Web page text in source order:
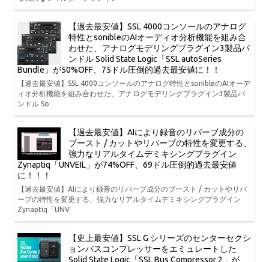
【過去最安値】SSL 4000コンソールのアナログ
特性とsonibleのAIオーディオ分析機能を組み合
わせた、アナログモデリングプラグイン3製品バ
ンドル Solid State Logic「SSL autoSeries
Bundle」が50%OFF、75ドル圧倒的過去最安値に！！
【過去最安値】SSL 4000コンソールのアナログ特性とsonibleのAIオーデ
ィオ分析機能を組み合わせた、アナログモデリングプラグイン3製品バ
ンドル So
【過去最安値】AIにより録音のリバーブ成分の
ブースト / カットやリバーブの特性を変更する、
強力なリアルタイムデミキシングプラグイン
Zynaptiq「UNVEIL」が74%OFF、69ドル圧倒的過去最安値
に！！！
【過去最安値】AIにより録音のリバーブ成分のブースト / カットやリバ
ーブの特性を変更する、強力なリアルタイムデミキシングプラグイン
Zynaptiq「UNV
【史上最安値】SSL G シリーズのセンターセクシ
ョンバスコンプレッサーをエミュレートした
Solid State Logic「SSL Bus Compressor 2」が